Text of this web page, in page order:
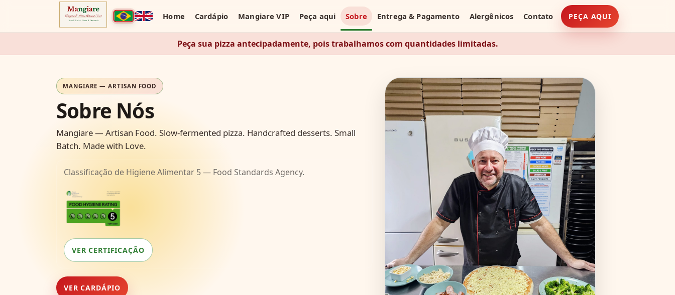
Home Cardápio Mangiare VIP Peça aqui Sobre Entrega & Pagamento Alergênicos Contato PEÇA AQUI
Peça sua pizza antecipadamente, pois trabalhamos com quantidades limitadas.
MANGIARE — ARTISAN FOOD
Sobre Nós
Mangiare — Artisan Food. Slow-fermented pizza. Handcrafted desserts. Small
Batch. Made with Love.
Classificação de Higiene Alimentar 5 — Food Standards Agency.
VER CERTIFICAÇÃO
VER CARDÁPIO